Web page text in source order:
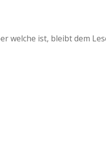
welche ist, bleibt dem